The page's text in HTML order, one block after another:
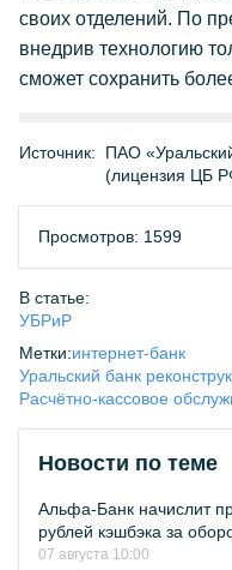
своих отделений. По
внедрив технологию
сможет сохранить
Источник:
ПАО
(лицензия ЦБ
Просмотров: 1599
В статье:
УБРиР
Метки:интернет-банк
Уральский банк
Расчётно-кассовое
Новости по теме
Альфа-Банк начислит
рублей кэшбэка за
07 августа 10:00